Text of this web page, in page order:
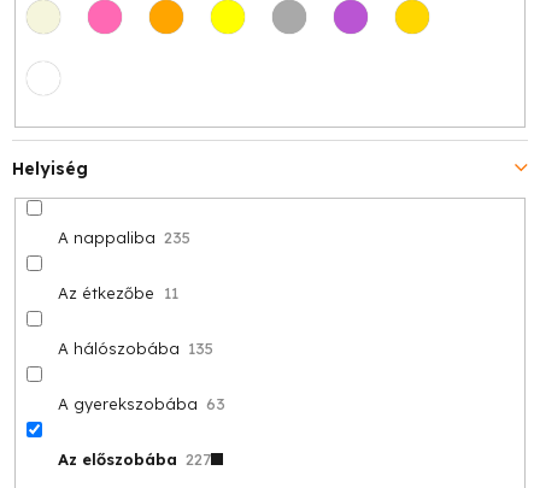
Helyiség
A nappaliba 235
Az étkezőbe 11
A hálószobába 135
A gyerekszobába 63
Az előszobába 227